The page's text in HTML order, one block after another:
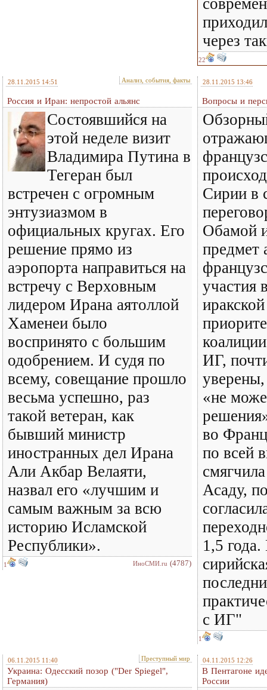
через
22
28.11.2015 14:51 Анализ, события, факты
Россия и Иран: непростой альянс
Состоявшийся на
этой неделе визит
Владимира Путина в
Тегеран был
встречен с огромным
энтузиазмом в
официальных кругах. Его
решение прямо из
аэропорта направиться на
встречу с Верховным
лидером Ирана аятоллой
Хаменеи было
воспринято с большим
одобрением. И судя по
всему, совещание прошло
весьма успешно, раз
такой ветеран, как
бывший министр
иностранных дел Ирана
Али Акбар Велаяти,
назвал его «лучшим и
самым важным за всю
историю Исламской
Республики».
1 ИноСМИ.ru (4787)
28.11.2015 13:46
Вопросы и
Сирии в
Обамой
предмет
участия
ИГ,
«не
во
по всей
Асаду,
1,5
с ИГ"
1
06.11.2015 11:40 Преступный мир
Украина: Одесский позор ("Der Spiegel",
Германия)
04.11.2015 12:26
В Пентагоне
России